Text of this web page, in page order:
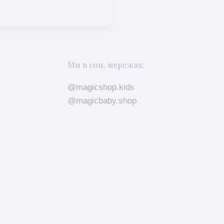
Ми в соц. мережах:
@magicshop.kids
@magicbaby.shop